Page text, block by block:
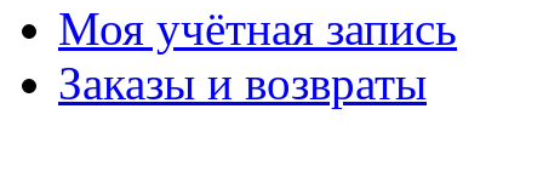
Моя учётная запись
Заказы и возвраты